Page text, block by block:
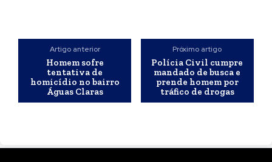
Artigo anterior
Homem sofre
tentativa de
homicídio no bairro
Águas Claras
Próximo artigo
Polícia Civil cumpre
mandado de busca e
prende homem por
tráfico de drogas